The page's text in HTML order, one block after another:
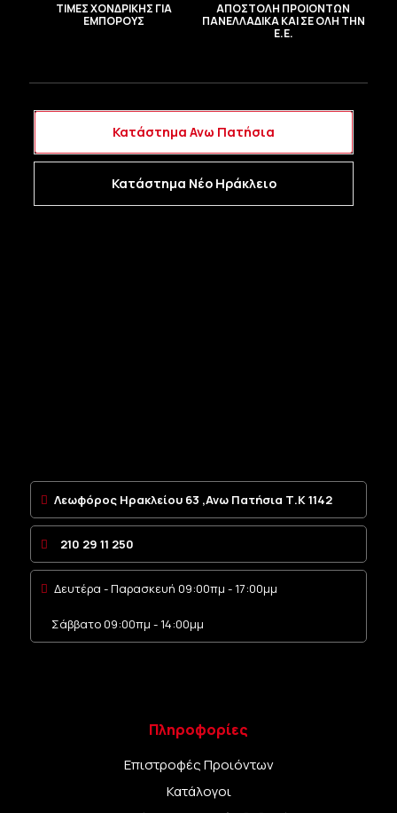
ΤΙΜΕΣ ΧΟΝΔΡΙΚΗΣ ΓΙΑ
ΕΜΠΟΡΟΥΣ
ΑΠΟΣΤΟΛΗ ΠΡΟΙΟΝΤΩΝ
ΠΑΝΕΛΛΑΔΙΚΑ ΚΑΙ ΣΕ ΟΛΗ ΤΗΝ
Ε.Ε.
Κατάστημα Ανω Πατήσια
Κατάστημα Νέο Ηράκλειο
Λεωφόρος Ηρακλείου 63 ,Ανω Πατήσια Τ.Κ 1142
210 29 11 250
Δευτέρα - Παρασκευή 09:00πμ - 17:00μμ
Σάββατο 09:00πμ - 14:00μμ
Πληροφορίες
Επιστροφές Προιόντων
Κατάλογοι